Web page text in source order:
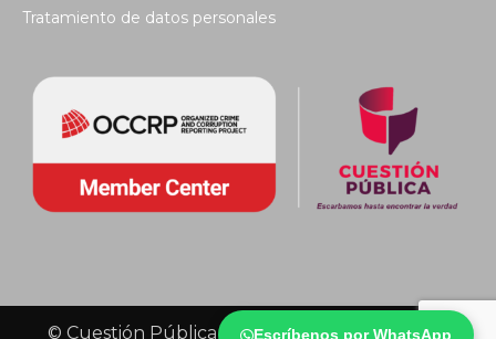
Escríbenos por WhatsApp
Tratamiento de datos personales
© Cuestión Pública 2018 - Todos los derechos